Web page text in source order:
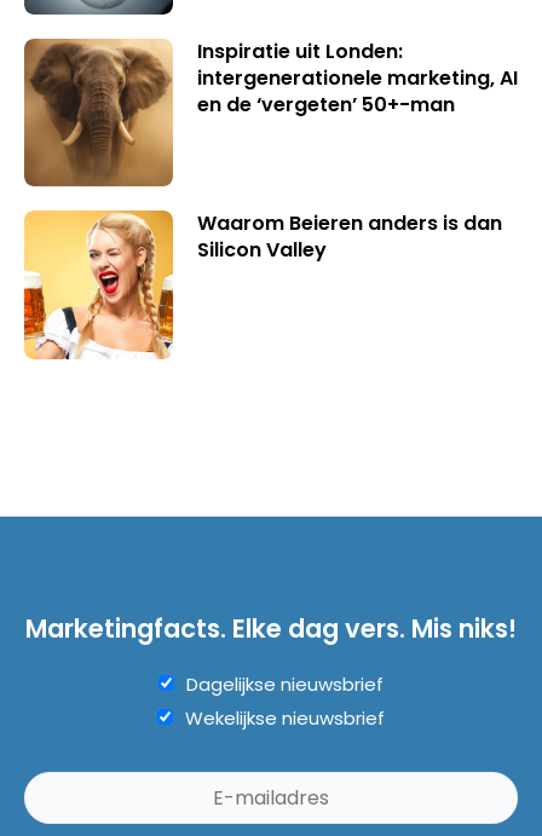
Inspiratie uit Londen:
intergenerationele marketing, AI
en de ‘vergeten’ 50+-man
Waarom Beieren anders is dan
Silicon Valley
Marketingfacts. Elke dag vers. Mis niks!
Dagelijkse nieuwsbrief
Wekelijkse nieuwsbrief